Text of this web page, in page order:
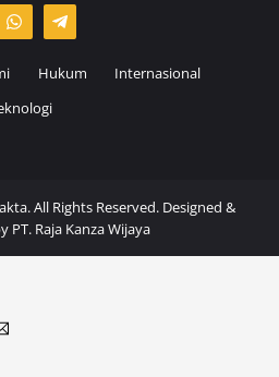
Hukum
Internasional
All Rights Reserved. Designed &
PT. Raja Kanza Wijaya